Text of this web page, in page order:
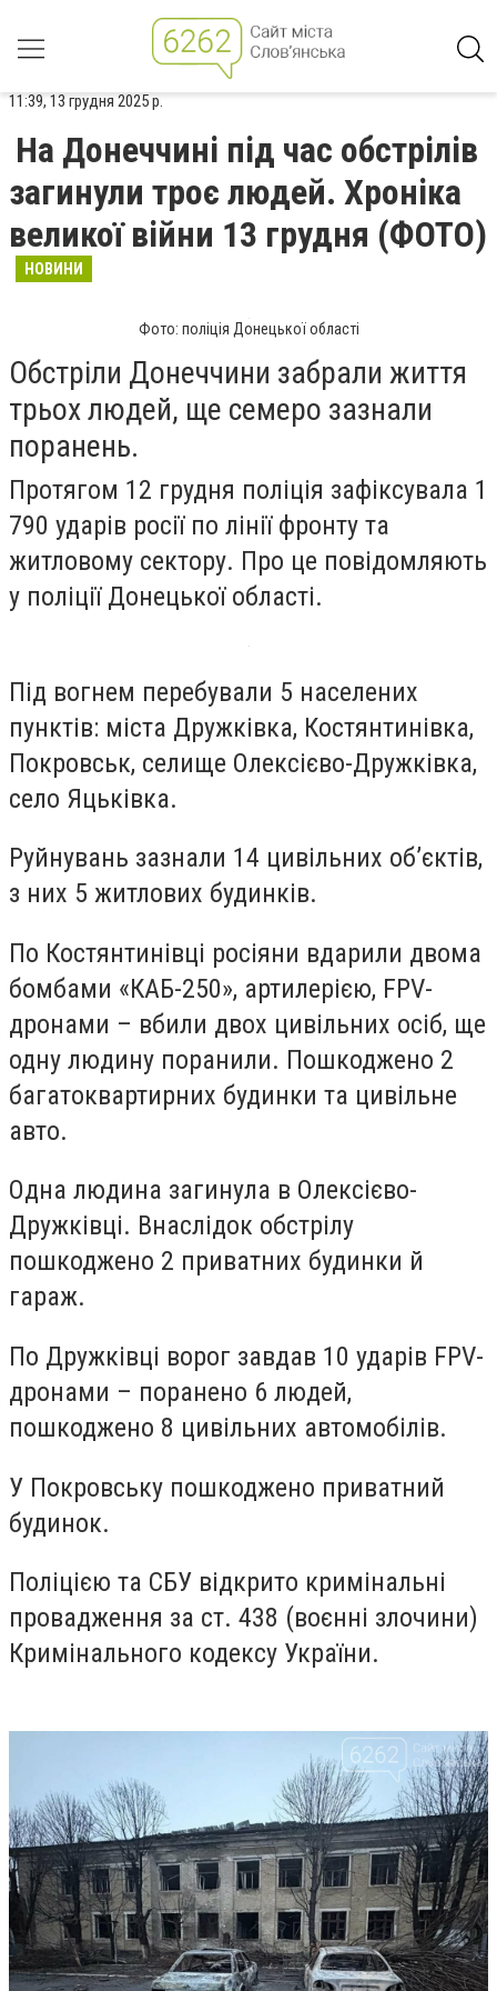
11:39, 13 грудня 2025 р.
На Донеччині під час обстрілів
загинули троє людей. Хроніка
великої війни 13 грудня (ФОТО)
НОВИНИ
Фото: поліція Донецької області
Обстріли Донеччини забрали життя
трьох людей, ще семеро зазнали
поранень.
Протягом 12 грудня поліція зафіксувала 1
790 ударів росії по лінії фронту та
житловому сектору. Про це повідомляють
у поліції Донецької області.
Під вогнем перебували 5 населених
пунктів: міста Дружківка, Костянтинівка,
Покровськ, селище Олексієво-Дружківка,
село Яцьківка.
Руйнувань зазнали 14 цивільних об’єктів,
з них 5 житлових будинків.
По Костянтинівці росіяни вдарили двома
бомбами «КАБ-250», артилерією, FPV-
дронами – вбили двох цивільних осіб, ще
одну людину поранили. Пошкоджено 2
багатоквартирних будинки та цивільне
авто.
Одна людина загинула в Олексієво-
Дружківці. Внаслідок обстрілу
пошкоджено 2 приватних будинки й
гараж.
По Дружківці ворог завдав 10 ударів FPV-
дронами – поранено 6 людей,
пошкоджено 8 цивільних автомобілів.
У Покровську пошкоджено приватний
будинок.
Поліцією та СБУ відкрито кримінальні
провадження за ст. 438 (воєнні злочини)
Кримінального кодексу України.